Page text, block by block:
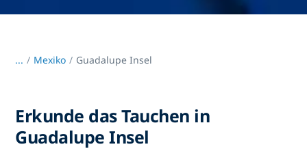
... / Mexiko Guadalupe Insel
Erkunde das Tauchen in
Guadalupe Insel